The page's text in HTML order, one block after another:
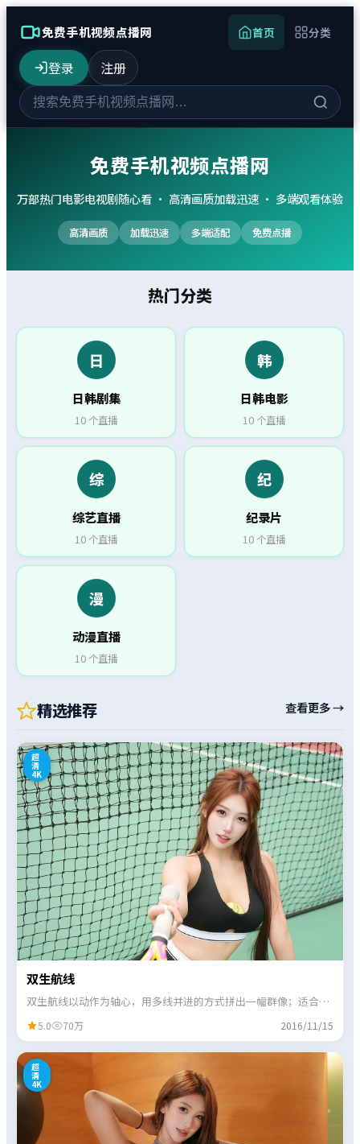
免费手机视频点播网 首页 分类
登录 注册
免费手机视频点播网
万部热门电影电视剧随心看 · 高清画质加载迅速 · 多端观看体验
高清画质 加载迅速 多端适配 免费点播
热门分类
日
日韩剧集
10 个直播
韩
日韩电影
10 个直播
综
综艺直播
10 个直播
纪
纪录片
10 个直播
漫
动漫直播
10 个直播
精选推荐 查看更多 →
超
清
4K
双生航线
双生航线以动作为轴心，用多线并进的方式拼出一幅群像；适合喜
5.0 70万 2016/11/15
超
清
4K